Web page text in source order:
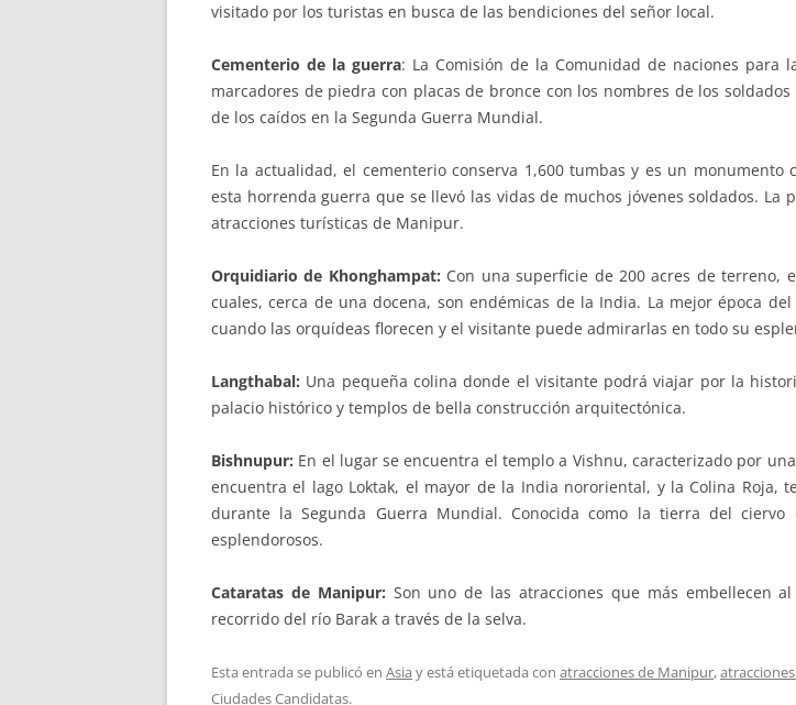
visitado por los turistas en busca de las bendiciones del señor local.
Cementerio de la guerra: La Comisión de la Comunidad de naciones para
marcadores de piedra con placas de bronce con los nombres de los
de los caídos en la Segunda Guerra Mundial.
En la actualidad, el cementerio conserva 1,600 tumbas y es un
esta horrenda guerra que se llevó las vidas de muchos jóvenes soldados.
atracciones turísticas de Manipur.
Orquidiario de Khonghampat: Con una superficie de 200 acres de terreno,
cuales, cerca de una docena, son endémicas de la India. La mejor época
cuando las orquídeas florecen y el visitante puede admirarlas en todo su
Langthabal: Una pequeña colina donde el visitante podrá viajar por la
palacio histórico y templos de bella construcción arquitectónica.
Bishnupur: En el lugar se encuentra el templo a Vishnu, caracterizado por
encuentra el lago Loktak, el mayor de la India nororiental, y la Colina Roja,
durante la Segunda Guerra Mundial. Conocida como la tierra del
esplendorosos.
Cataratas de Manipur: Son uno de las atracciones que más embellecen
recorrido del río Barak a través de la selva.
Esta entrada se publicó en Asia y está etiquetada con atracciones de Manipur,
Ciudades Candidatas.